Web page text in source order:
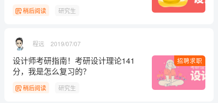
稍后阅读 研究生
程远 2019/07/07
招聘求职
设计师考研指南！考研设计理论141
分，我是怎么复习的？
稍后阅读 研究生